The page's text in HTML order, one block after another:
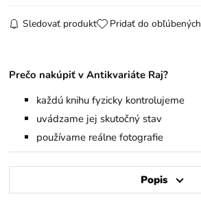
Sledovať produkt Pridať do obľúbených
Prečo nakúpiť v Antikvariáte Raj?
každú knihu fyzicky kontrolujeme
uvádzame jej skutočný stav
používame reálne fotografie
Popis